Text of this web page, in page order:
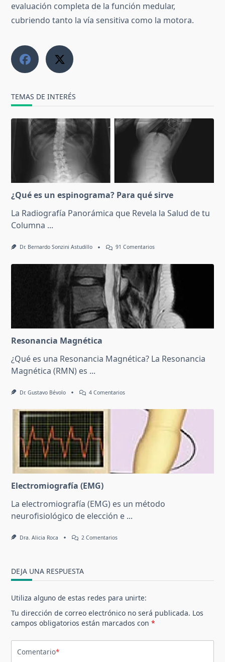
evaluación completa de la función medular,
cubriendo tanto la vía sensitiva como la motora.
TEMAS DE INTERÉS
¿Qué es un espinograma? Para qué sirve
La Radiografía Panorámica que Revela la Salud de tu
Columna ...
Dr. Bernardo Sonzini Astudillo 91 ComentariosEn
Un
Espinograma?
Para
Qué
Sirve
Resonancia Magnética
¿Qué es una Resonancia Magnética? La Resonancia
Magnética (RMN) es ...
Dr. Gustavo Bévolo 4 ComentariosEn
Electromiografía (EMG)
La electromiografía (EMG) es un método
neurofisiológico de elección e ...
Dra. Alicia Roca 2 ComentariosEn
DEJA UNA RESPUESTA
Utiliza alguno de estas redes para unirte:
Tu dirección de correo electrónico no será publicada. Los
campos obligatorios están marcados con*
Comentario*